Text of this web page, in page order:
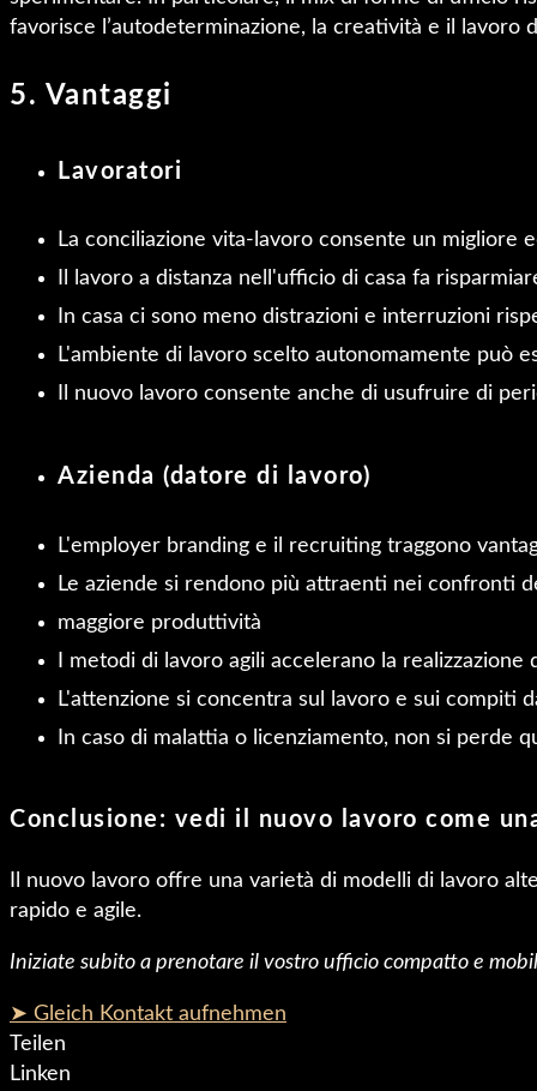
favorisce l’autodeterminazione, la creatività e il lavoro
5. Vantaggi
Lavoratori
La conciliazione vita-lavoro consente un
Il lavoro a distanza nell'ufficio di casa fa
In casa ci sono meno distrazioni e interruzioni
L'ambiente di lavoro scelto autonomamente può
Il nuovo lavoro consente anche di usufruire di
Azienda (datore di lavoro)
L'employer branding e il recruiting traggono
Le aziende si rendono più attraenti nei confronti
maggiore produttività
I metodi di lavoro agili accelerano la
L'attenzione si concentra sul lavoro e sui compiti
In caso di malattia o licenziamento, non si perde
Conclusione: vedi il nuovo lavoro come
Il nuovo lavoro offre una varietà di modelli di lavoro
rapido e agile.
Iniziate subito a prenotare il vostro ufficio compatto e
➤ Gleich Kontakt aufnehmen
Teilen
Linken